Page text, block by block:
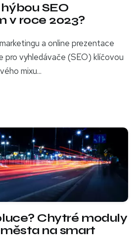
SEO
v roce 2023?
a online prezentace
pro vyhledávače (SEO) klíčovou
mixu...
Chytré moduly
na smart